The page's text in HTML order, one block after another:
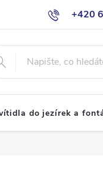
+420
ochrany osobních údajů
do jezírek a